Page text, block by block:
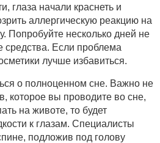
глаза начали краснеть и
аллергическую реакцию на
Попробуйте несколько дней не
средства. Если проблема
лучше избавиться.
о полноценном сне. Важно не
которое вы проводите во сне,
на животе, то будет
к глазам. Специалисты
подложив под голову